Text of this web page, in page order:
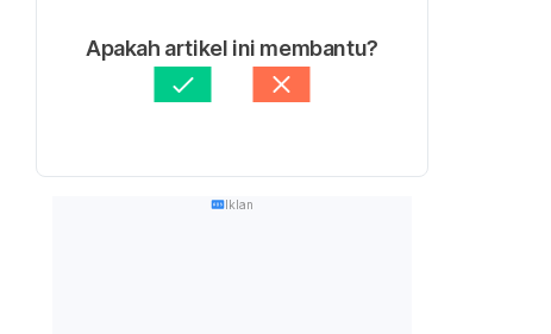
Apakah artikel ini membantu?
Iklan